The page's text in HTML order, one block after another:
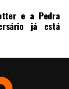
e a Pedra
já está